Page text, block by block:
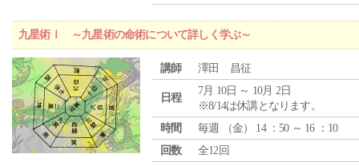
九星術Ⅰ ～九星術の命術について詳しく学ぶ～
講師 澤田 昌征
日程
7月 10日 ～ 10月 2日
※8/14は休講となります。
時間
毎週 （金） 14 ：50 ～ 16 ：10
回数
全12回